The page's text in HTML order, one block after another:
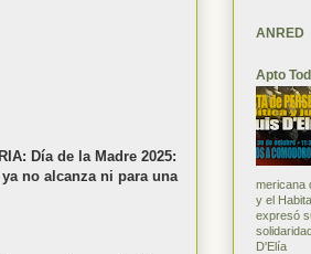
Día de la Madre 2025:
no alcanza ni para una
ANRED
Apto
mericana
y el
expresó
D'Elía